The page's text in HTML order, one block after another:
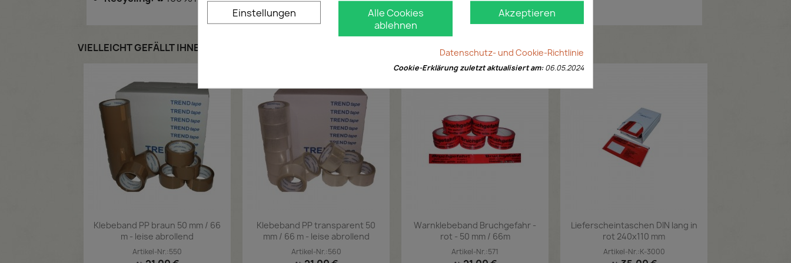
VIELLEICHT GEFÄLLT IHNEN AUCH
Klebeband PP braun 50 mm / 66
m - leise abrollend
Artikel-Nr.:550
Klebeband PP transparent 50
mm / 66 m - leise abrollend
Artikel-Nr.:560
Warnklebeband Bruchgefahr -
rot - 50 mm / 66m
Artikel-Nr.:571
Lieferscheintaschen DIN lang in
rot 240x110 mm
Artikel-Nr.:K-3000
Akzeptieren
Alle Cookies
ablehnen
Einstellungen
Datenschutz- und Cookie-Richtlinie
Cookie-Erklärung zuletzt aktualisiert am:06.05.2024